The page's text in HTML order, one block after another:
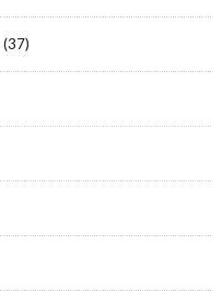
(37)